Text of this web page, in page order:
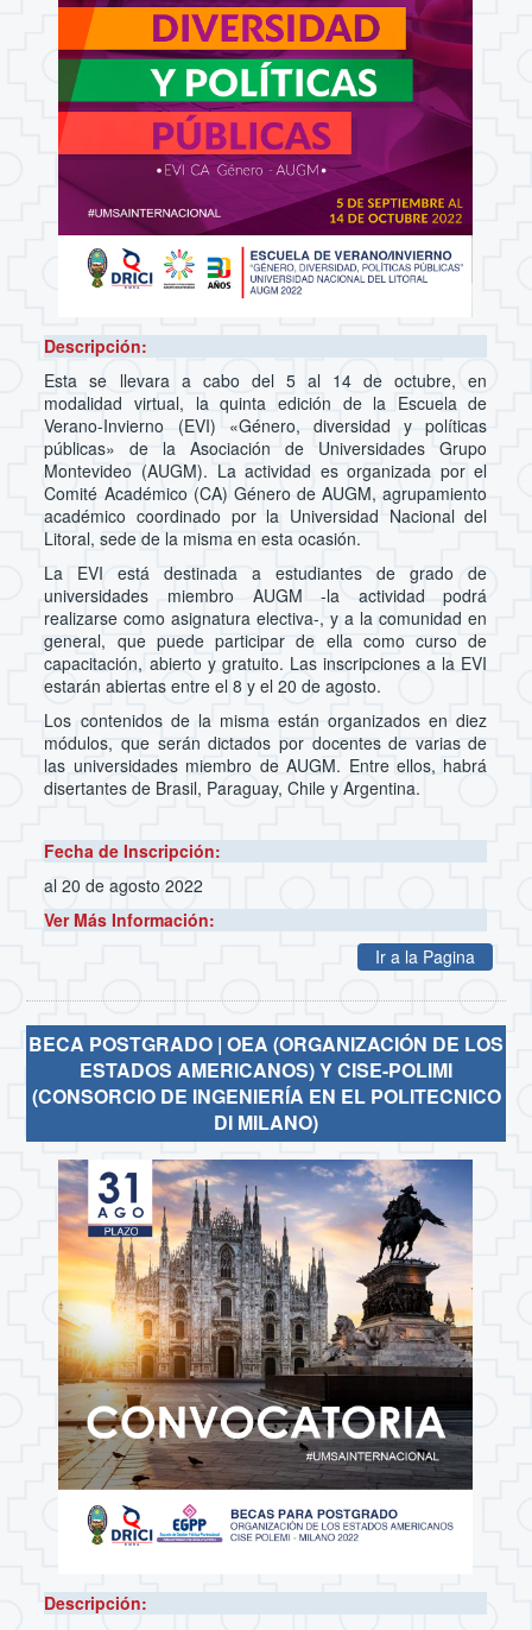
Descripción:
Esta se llevara a cabo del 5 al 14 de octubre, en
modalidad virtual, la quinta edición de la Escuela de
Verano-Invierno (EVI) «Género, diversidad y políticas
públicas» de la Asociación de Universidades Grupo
Montevideo (AUGM). La actividad es organizada por el
Comité Académico (CA) Género de AUGM, agrupamiento
académico coordinado por la Universidad Nacional del
Litoral, sede de la misma en esta ocasión.
La EVI está destinada a estudiantes de grado de
universidades miembro AUGM -la actividad podrá
realizarse como asignatura electiva-, y a la comunidad en
general, que puede participar de ella como curso de
capacitación, abierto y gratuito. Las inscripciones a la EVI
estarán abiertas entre el 8 y el 20 de agosto.
Los contenidos de la misma están organizados en diez
módulos, que serán dictados por docentes de varias de
las universidades miembro de AUGM. Entre ellos, habrá
disertantes de Brasil, Paraguay, Chile y Argentina.
Fecha de Inscripción:
al 20 de agosto 2022
Ver Más Información:
Ir a la Pagina
BECA POSTGRADO | OEA (ORGANIZACIÓN DE LOS
ESTADOS AMERICANOS) Y CISE-POLIMI
(CONSORCIO DE INGENIERÍA EN EL POLITECNICO
DI MILANO)
Descripción: